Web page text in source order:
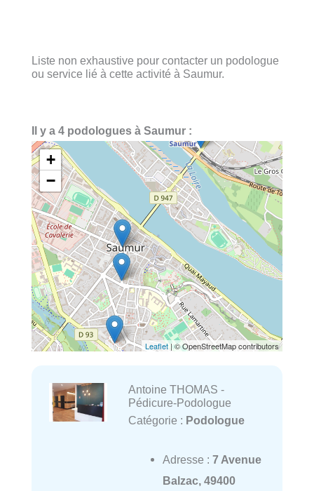
Liste non exhaustive pour contacter un podologue
ou service lié à cette activité à Saumur.
Il y a 4 podologues à Saumur :
+
−
Leaflet| © OpenStreetMap contributors
Antoine THOMAS -
Pédicure-Podologue
Catégorie : Podologue
Adresse : 7 Avenue
Balzac, 49400